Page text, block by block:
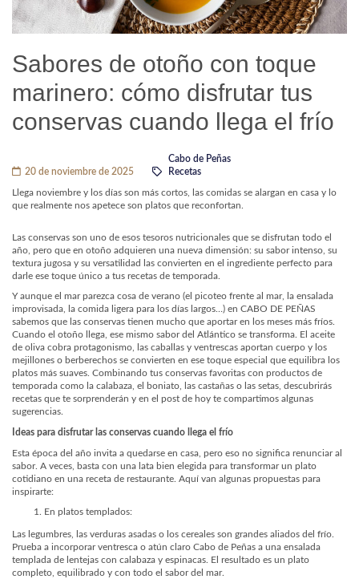
Sabores de otoño con toque
marinero: cómo disfrutar tus
conservas cuando llega el frío
20 de noviembre de 2025
Cabo de Peñas
Recetas
Llega noviembre y los días son más cortos, las comidas se alargan en casa y lo
que realmente nos apetece son platos que reconfortan.
Las conservas son uno de esos tesoros nutricionales que se disfrutan todo el
año, pero que en otoño adquieren una nueva dimensión: su sabor intenso, su
textura jugosa y su versatilidad las convierten en el ingrediente perfecto para
darle ese toque único a tus recetas de temporada.
Y aunque el mar parezca cosa de verano (el picoteo frente al mar, la ensalada
improvisada, la comida ligera para los días largos…) en CABO DE PEÑAS
sabemos que las conservas tienen mucho que aportar en los meses más fríos.
Cuando el otoño llega, ese mismo sabor del Atlántico se transforma. El aceite
de oliva cobra protagonismo, las caballas y ventrescas aportan cuerpo y los
mejillones o berberechos se convierten en ese toque especial que equilibra los
platos más suaves. Combinando tus conservas favoritas con productos de
temporada como la calabaza, el boniato, las castañas o las setas, descubrirás
recetas que te sorprenderán y en el post de hoy te compartimos algunas
sugerencias.
Ideas para disfrutar las conservas cuando llega el frío
Esta época del año invita a quedarse en casa, pero eso no significa renunciar al
sabor. A veces, basta con una lata bien elegida para transformar un plato
cotidiano en una receta de restaurante. Aquí van algunas propuestas para
inspirarte:
En platos templados:
Las legumbres, las verduras asadas o los cereales son grandes aliados del frío.
Prueba a incorporar ventresca o atún claro Cabo de Peñas a una ensalada
templada de lentejas con calabaza y espinacas. El resultado es un plato
completo, equilibrado y con todo el sabor del mar.